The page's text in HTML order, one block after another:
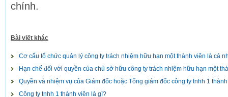
chính.
Bài viết khác
Cơ cấu tổ chức quản lý công ty trách nhiệm hữu hạn một thành viên là cá
Hạn chế đối với quyền của chủ sở hữu công ty trách nhiệm hữu hạn một
Quyền và nhiệm vụ của Giám đốc hoặc Tổng giám đốc công ty tnhh 1
Công ty tnhh 1 thành viên là gì?